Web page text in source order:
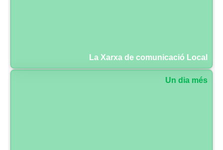
La Xarxa de comunicació Local
Un dia més